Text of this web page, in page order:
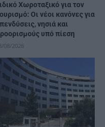
Χωροταξικό για τον
Οι νέοι κανόνες για
νησιά και
υπό πίεση
08/2026